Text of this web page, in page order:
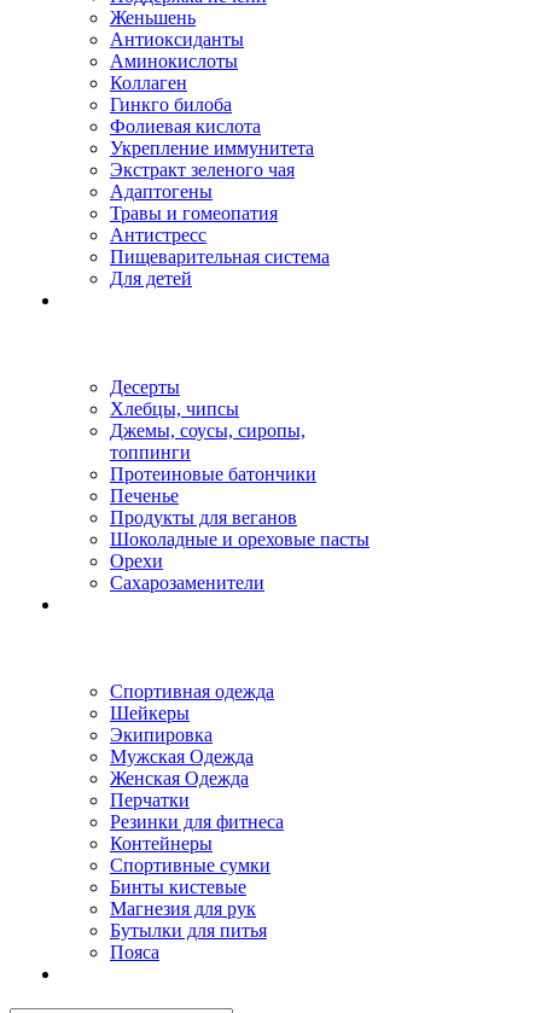
Женьшень
Антиоксиданты
Аминокислоты
Коллаген
Гинкго билоба
Фолиевая кислота
Укрепление иммунитета
Экстракт зеленого чая
Адаптогены
Травы и гомеопатия
Антистресс
Пищеварительная система
Для детей
Десерты
Хлебцы, чипсы
Джемы, соусы, сиропы,
топпинги
Протеиновые батончики
Печенье
Продукты для веганов
Шоколадные и ореховые пасты
Орехи
Сахарозаменители
Спортивная одежда
Шейкеры
Экипировка
Мужская Одежда
Женская Одежда
Перчатки
Резинки для фитнеса
Контейнеры
Спортивные сумки
Бинты кистевые
Магнезия для рук
Бутылки для питья
Пояса